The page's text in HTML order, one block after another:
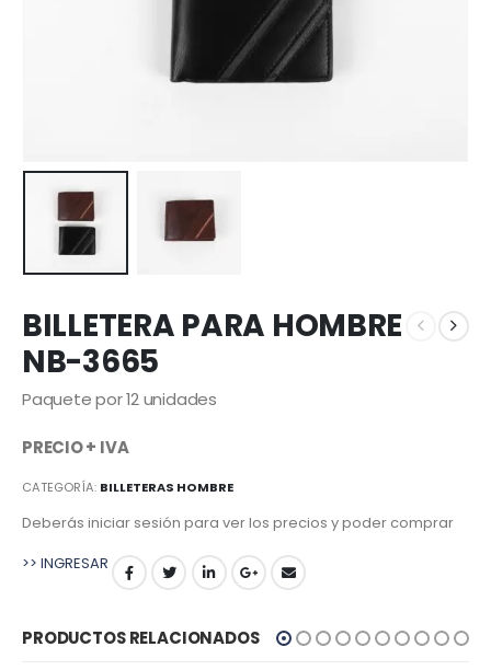
BILLETERA PARA HOMBRE
NB-3665
Paquete por 12 unidades
PRECIO + IVA
CATEGORÍA: BILLETERAS HOMBRE
Deberás iniciar sesión para ver los precios y poder comprar
>> INGRESAR
PRODUCTOS RELACIONADOS